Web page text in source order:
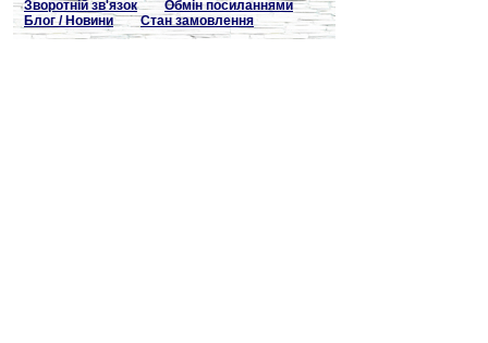
Зворотній зв'язок
Обмін посиланнями
Блог / Новини
Стан замовлення